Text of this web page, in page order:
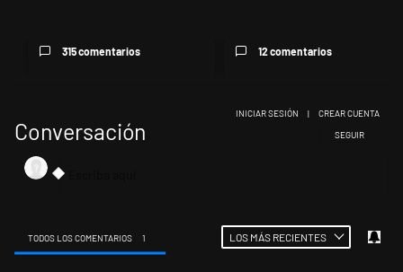
315 comentarios 12 comentarios
Conversación SIGA ESTA
SEGUIR
INICIAR SESIÓN | CREAR CUENTA
TODOS LOS COMENTARIOS 1 LOS MÁS RECIENTES